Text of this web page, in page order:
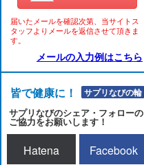
届いたメールを確認次第、当サイトス
タッフよりメールを返信させて頂きま
す。
メールの入力例はこちら
皆で健康に！！サプリなびの輪
サプリなびのシェア・フォローの
ご協力をお願いします！
Hatena Facebook